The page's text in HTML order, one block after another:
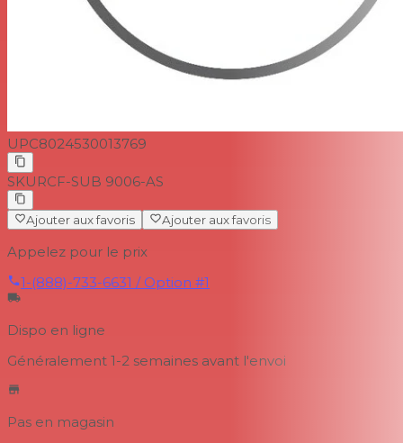
UPC8024530013769
SKU RCF-SUB 9006-AS
Ajouter aux favoris Ajouter aux favoris
Appelez pour le prix
1-(888)-733-6631 / Option #1
Dispo en ligne
Généralement 1-2 semaines avant l'envoi
Pas en magasin